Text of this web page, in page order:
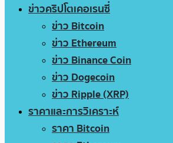
ข่าวคริปโตเคอเรนซี่
ข่าว Bitcoin
ข่าว Ethereum
ข่าว Binance Coin
ข่าว Dogecoin
ข่าว Ripple (XRP)
ราคาและการวิเคราะห์
ราคา Bitcoin